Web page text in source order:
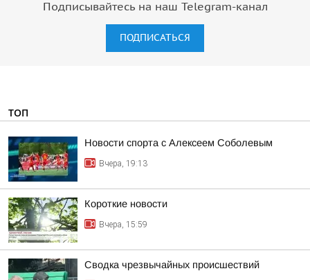
Подписывайтесь на наш Telegram-канал
ПОДПИСАТЬСЯ
ТОП
Новости спорта с Алексеем Соболевым
Вчера, 19:13
Короткие новости
Вчера, 15:59
Сводка чрезвычайных происшествий